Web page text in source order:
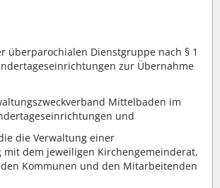
überparochialen Dienstgruppe nach § 1
zur Übernahme
Mittelbaden im
und
die Verwaltung einer
dem jeweiligen Kirchengemeinderat,
Kommunen und den Mitarbeitenden